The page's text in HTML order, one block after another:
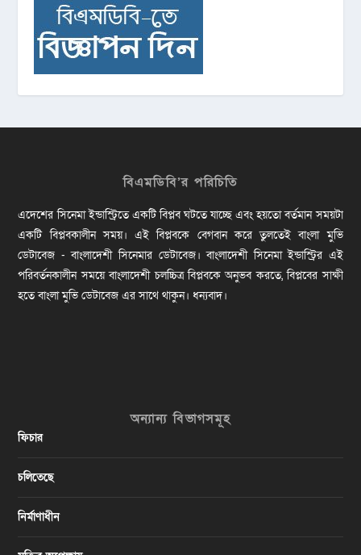
বিএমডিবি’র পরিচিতি
এদেশের সিনেমা ইন্ডাস্ট্রিতে একটি বিপ্লব ঘটতে যাচ্ছে এবং হয়তো বর্তমান সময়টা
একটি বিপ্লবকালীন সময়। এই বিপ্লবকে বেগবান করে তুলতেই বাংলা মুভি
ডেটাবেজ - বাংলাদেশী সিনেমার ডেটাবেজ। বাংলাদেশী সিনেমা ইন্ডাস্ট্রির এই
পরিবর্তনকালীন সময়ে বাংলাদেশী চলচ্চিত্র বিপ্লবকে অনুভব করতে, বিপ্লবের সাক্ষী
হতে বাংলা মুভি ডেটাবেজ এর সাথে থাকুন। ধন্যবাদ।
অন্যান্য বিভাগসমূহ
ফিচার
চলিতেছে
নির্মাণাধীন